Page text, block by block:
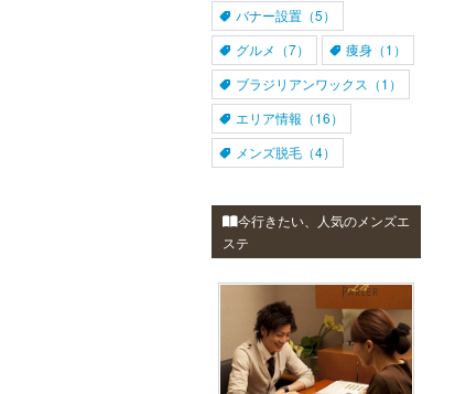
バナー設置（5）
グルメ（7）
痩身（1）
ブラジリアンワックス（1）
エリア情報（16）
メンズ脱毛（4）
今行きたい、人気のメンズエ
ステ